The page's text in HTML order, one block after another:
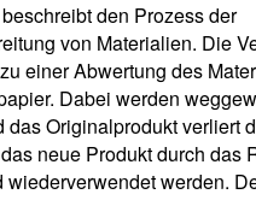
den Prozess der
von Materialien. Die
einer Abwertung des
Dabei werden
das Originalprodukt verliert
neue Produkt durch das
werden.